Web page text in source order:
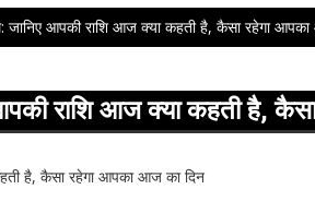
जानिए आपकी राशि आज क्या कहती है, कैसा रहेगा
राशि आज क्या कहती है,